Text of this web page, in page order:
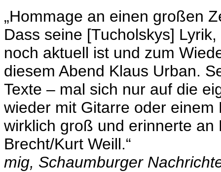
„Hommage an einen großen
Dass seine [Tucholskys]
noch aktuell ist und zum
diesem Abend Klaus Urban.
Texte – mal sich nur auf die
wieder mit Gitarre oder
wirklich groß und erinnerte
Brecht/Kurt Weill.“
mig, Schaumburger